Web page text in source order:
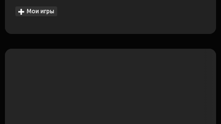
Мои игры